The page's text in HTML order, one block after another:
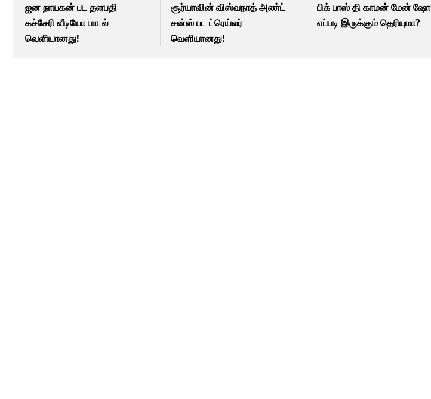
ஜன நாயகன் பட தளபதி
கச்சேரி வீடியோ பாடல்
வெளியானது!
சூர்யாவின் விஸ்வநாத் அண்ட்
சன்ஸ் பட ட்ரெய்லர்
வெளியானது!
பிக் பாஸ் தி காமன் மேன் ஷோ
எப்படி இருக்கும் தெரியுமா?